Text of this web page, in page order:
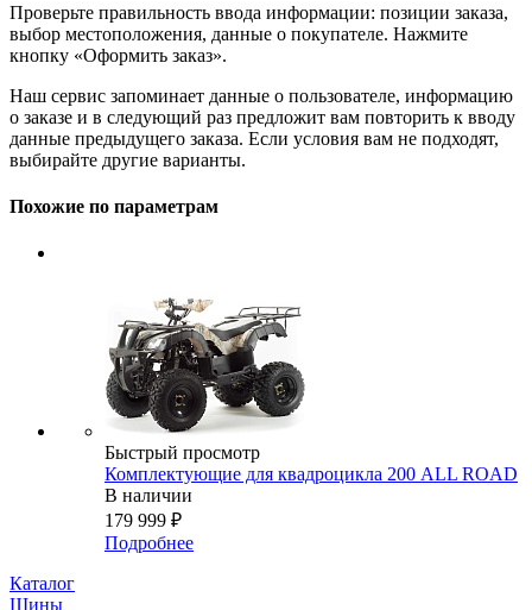
Проверьте правильность ввода информации: позиции заказа,
выбор местоположения, данные о покупателе. Нажмите
кнопку «Оформить заказ».
Наш сервис запоминает данные о пользователе, информацию
о заказе и в следующий раз предложит вам повторить к вводу
данные предыдущего заказа. Если условия вам не подходят,
выбирайте другие варианты.
Похожие по параметрам
Быстрый просмотр
Комплектующие для квадроцикла 200 ALL ROAD
В наличии
179 999 ₽
Подробнее
Каталог
Шины